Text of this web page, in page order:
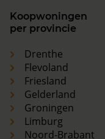
Koopwoningen
per provincie
Drenthe
Flevoland
Friesland
Gelderland
Groningen
Limburg
Noord-Brabant